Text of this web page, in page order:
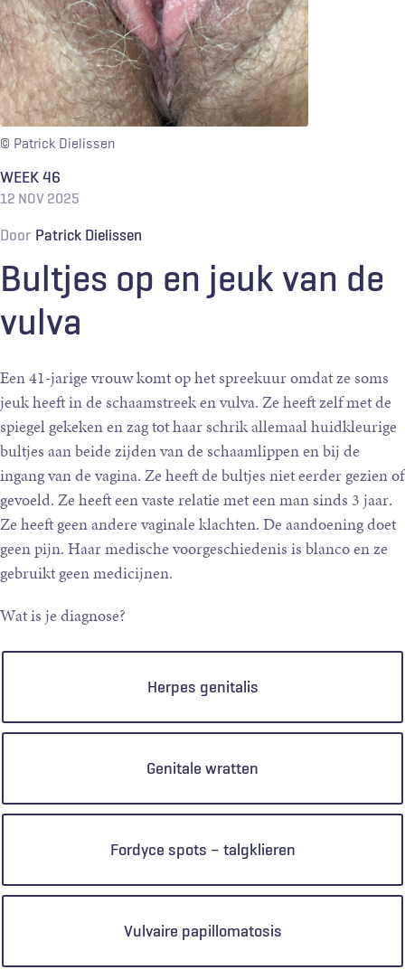
© Patrick Dielissen
WEEK 46
12 NOV 2025
Door Patrick Dielissen
Bultjes op en jeuk van de
vulva
Een 41-jarige vrouw komt op het spreekuur omdat ze soms
jeuk heeft in de schaamstreek en vulva. Ze heeft zelf met de
spiegel gekeken en zag tot haar schrik allemaal huidkleurige
bultjes aan beide zijden van de schaamlippen en bij de
ingang van de vagina. Ze heeft de bultjes niet eerder gezien of
gevoeld. Ze heeft een vaste relatie met een man sinds 3 jaar.
Ze heeft geen andere vaginale klachten. De aandoening doet
geen pijn. Haar medische voorgeschiedenis is blanco en ze
gebruikt geen medicijnen.
Wat is je diagnose?
Keuzen
Herpes genitalis
Genitale wratten
Fordyce spots – talgklieren
Vulvaire papillomatosis